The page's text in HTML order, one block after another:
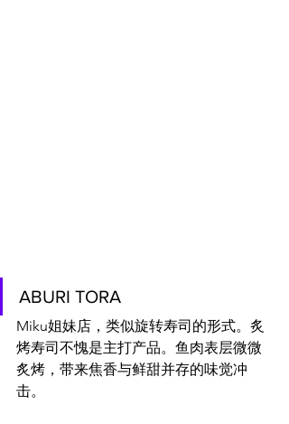
ABURI TORA
Miku姐妹店，类似旋转寿司的形式。炙
烤寿司不愧是主打产品。鱼肉表层微微
炙烤，带来焦香与鲜甜并存的味觉冲
击。